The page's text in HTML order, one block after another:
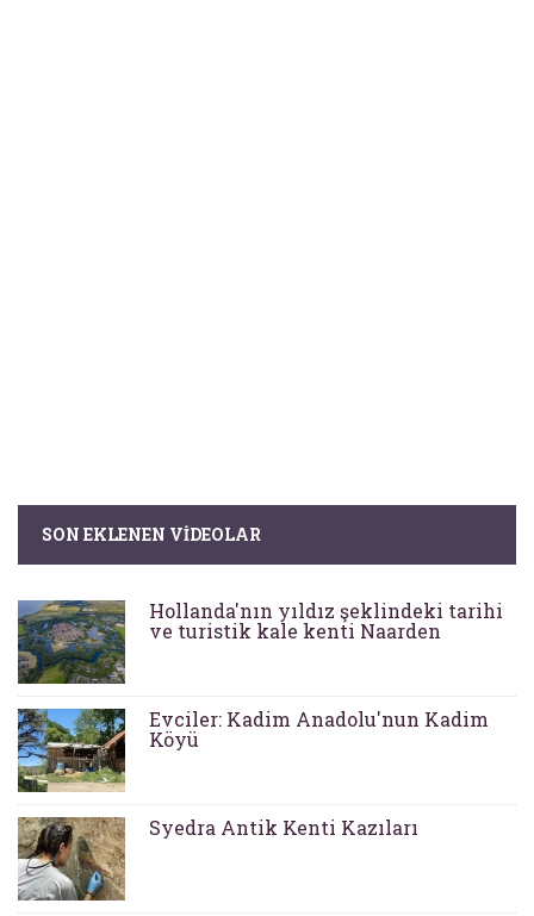
SON EKLENEN VIDEOLAR
Hollanda'nın yıldız şeklindeki tarihi
ve turistik kale kenti Naarden
Evciler: Kadim Anadolu'nun Kadim
Köyü
Syedra Antik Kenti Kazıları